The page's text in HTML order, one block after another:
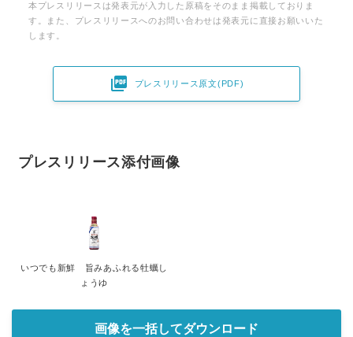
本プレスリリースは発表元が入力した原稿をそのまま掲載しておりま
す。また、プレスリリースへのお問い合わせは発表元に直接お願いいた
します。
 プレスリリース原文(PDF)
プレスリリース添付画像
いつでも新鮮 旨みあふれる牡蠣し
ょうゆ
画像を一括してダウンロード